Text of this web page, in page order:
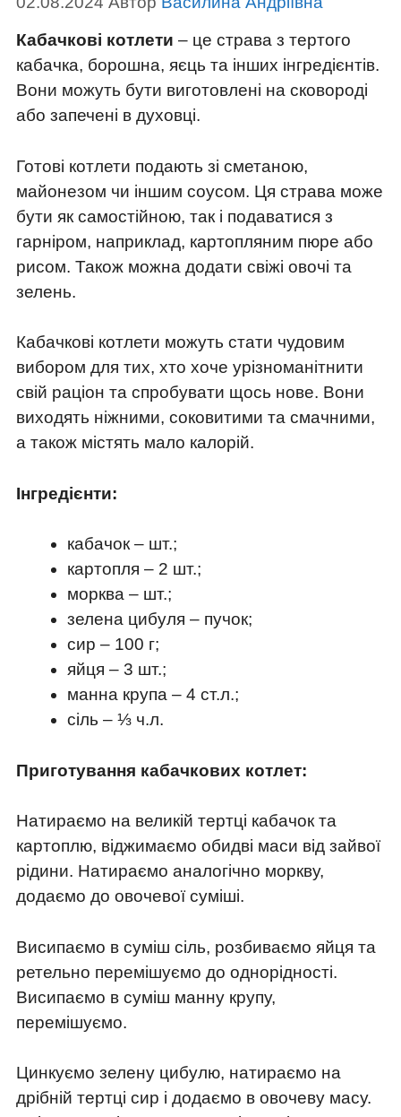
Кабачкові котлети – це страва з тертого
кабачка, борошна, яєць та інших інгредієнтів.
Вони можуть бути виготовлені на сковороді
або запечені в духовці.
Готові котлети подають зі сметаною,
майонезом чи іншим соусом. Ця страва може
бути як самостійною, так і подаватися з
гарніром, наприклад, картопляним пюре або
рисом. Також можна додати свіжі овочі та
зелень.
Кабачкові котлети можуть стати чудовим
вибором для тих, хто хоче урізноманітнити
свій раціон та спробувати щось нове. Вони
виходять ніжними, соковитими та смачними,
а також містять мало калорій.
Інгредієнти:
кабачок – шт.;
картопля – 2 шт.;
морква – шт.;
зелена цибуля – пучок;
сир – 100 г;
яйця – 3 шт.;
манна крупа – 4 ст.л.;
сіль – ⅓ ч.л.
Приготування кабачкових котлет:
Натираємо на великій тертці кабачок та
картоплю, віджимаємо обидві маси від зайвої
рідини. Натираємо аналогічно моркву,
додаємо до овочевої суміші.
Висипаємо в суміш сіль, розбиваємо яйця та
ретельно перемішуємо до однорідності.
Висипаємо в суміш манну крупу,
перемішуємо.
Цинкуємо зелену цибулю, натираємо на
дрібній тертці сир і додаємо в овочеву масу.